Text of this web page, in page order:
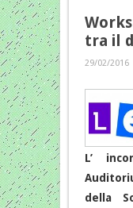
tra il
29/02/2016
L’
della